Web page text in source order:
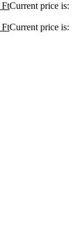
FtCurrent price is:
FtCurrent price is: